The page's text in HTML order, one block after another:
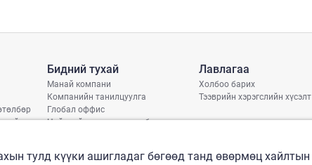
тайлан
Бидний тухай
Манай компани
Компанийн танилцуулга
Глобал оффис
Нийгмийн хариуцлагын бодлого
Лавлагаа
Холбоо барих
Тээврийн хэрэгслийн хүсэлт
тулд күүки ашигладаг бөгөөд танд өвөрмөц хайлтын